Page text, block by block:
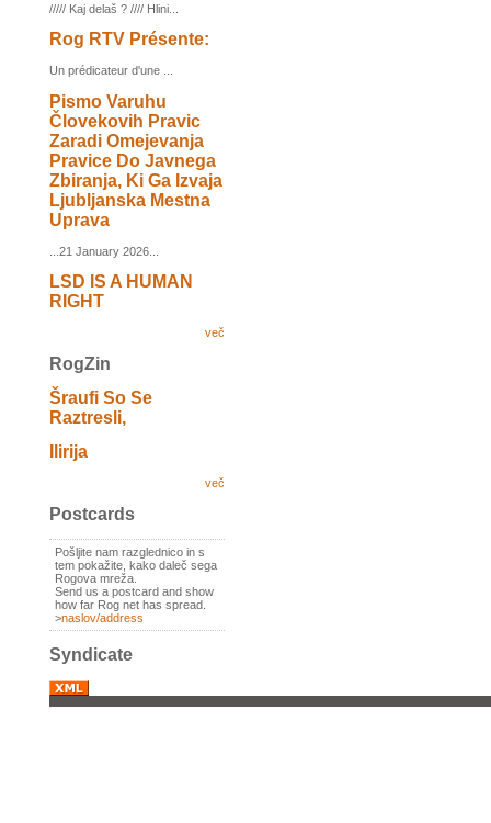
///// Kaj delaš ? //// Hlini...
Rog RTV Présente:
Un prédicateur d'une ...
Pismo Varuhu
Človekovih Pravic
Zaradi Omejevanja
Pravice Do Javnega
Zbiranja, Ki Ga Izvaja
Ljubljanska Mestna
Uprava
...21 January 2026...
LSD IS A HUMAN
RIGHT
več
RogZin
Šraufi So Se
Raztresli,
Ilirija
več
Postcards
Pošljite nam razglednico in s
tem pokažite, kako daleč sega
Rogova mreža.
Send us a postcard and show
how far Rog net has spread.
>naslov/address
Syndicate